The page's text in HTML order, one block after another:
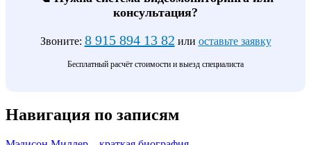
консультация?
Звоните: 8 915 894 13 82 или оставьте заявку
Бесплатный расчёт стоимости и выезд специалиста
Навигация по записям